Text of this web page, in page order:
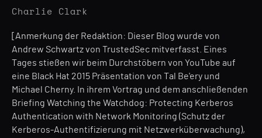
Charlie Clark
[Anmerkung der Redaktion: Dieser Blog wurde von
Andrew Schwartz von TrustedSec mitverfasst. Eines
Tages stießen wir beim Durchstöbern von YouTube auf
eine Black Hat 2015 Präsentation von Tal Be'ery und
Michael Cherny. In ihrem Vortrag und dem anschließenden
Briefing Watching the Watchdog: Protecting Kerberos
Authentication with Network Monitoring (Schutz der
Kerberos-Authentifizierung mit Netzwerküberwachung),